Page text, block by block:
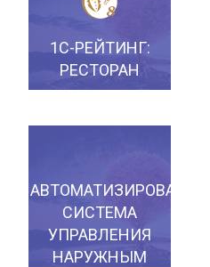
1С-РЕЙТИНГ:
РЕСТОРАН
АВТОМАТИЗИРОВАННАЯ
СИСТЕМА
УПРАВЛЕНИЯ
НАРУЖНЫМ